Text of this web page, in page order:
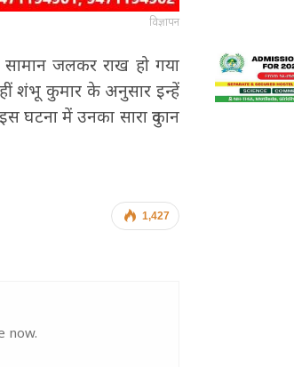
विज्ञापन
जलकर राख हो गया
शंभू कुमार के अनुसार इन्हें
घटना में उनका सारा दुकान
1,427
now.